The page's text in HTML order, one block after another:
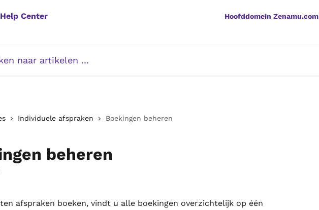
Hoofddomein Zenamu.com
Individuele afspraken Boekingen beheren
beheren
afspraken boeken, vindt u alle boekingen overzichtelijk op één